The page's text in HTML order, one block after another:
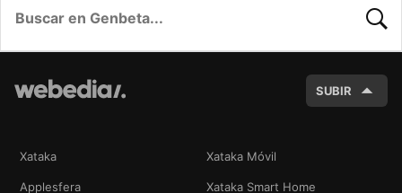
SUBIR
Xataka Xataka Móvil
Applesfera Xataka Smart Home